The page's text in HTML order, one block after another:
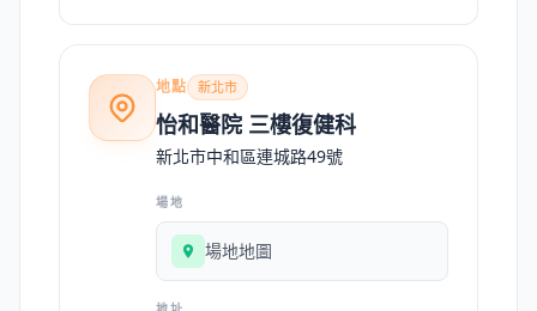
地點 新北市
怡和醫院 三樓復健科
新北市中和區連城路49號
場地
場地地圖